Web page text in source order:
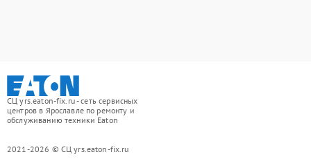
СЦ yrs.eaton-fix.ru - сеть сервисных
центров в Ярославле по ремонту и
обслуживанию техники Eaton
2021-2026 © СЦ yrs.eaton-fix.ru